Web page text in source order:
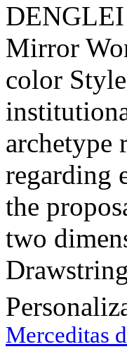
DENGLEI
Mirror
color
archetype
regarding
the
two
Merceditas